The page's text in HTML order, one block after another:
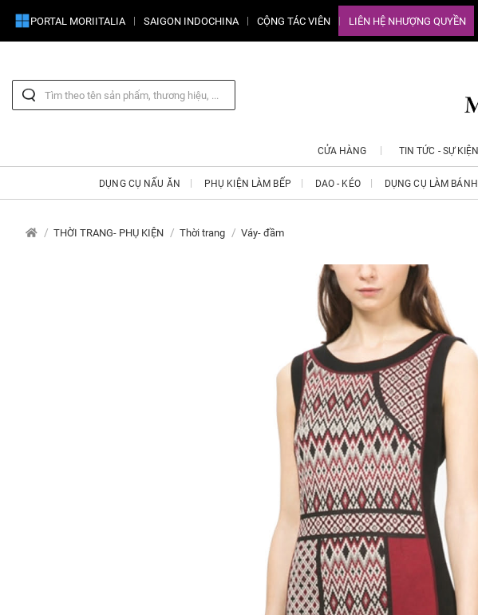
PORTAL MORIITALIA SAIGON INDOCHINA CỘNG TÁC VIÊN LIÊN HỆ NHƯỢNG QUYỀN
CỬA HÀNG TIN TỨC - SỰ KIỆN
DỤNG CỤ NẤU ĂN PHỤ KIỆN LÀM BẾP DAO - KÉO DỤNG CỤ LÀM BÁNH
THỜI TRANG- PHỤ KIỆN Thời trang Váy- đầm